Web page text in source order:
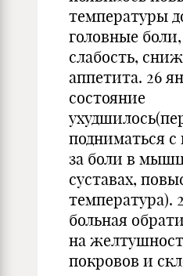
температуры
головные
слабость,
аппетита. 26
состояние
подниматься
за боли в
суставах,
температура).
больная
на
покровов и